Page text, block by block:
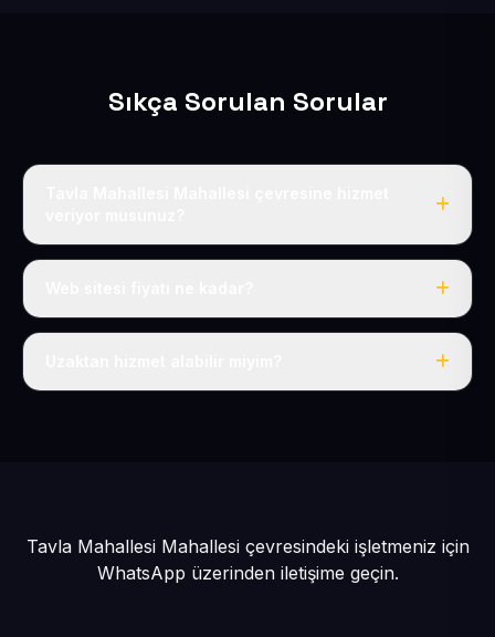
Sıkça Sorulan Sorular
Evet, Tavla Mahallesi dahil tüm Sarız ve Sarız çevresine
Tek fiyat: yılda 50 USD + KDV, her şey dahil.
Tavla Mahallesi Mahallesi çevresindeki işletmeniz için
WhatsApp üzerinden iletişime geçin.